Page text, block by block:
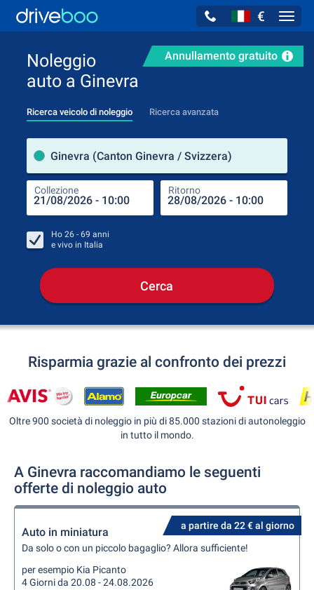
€
Annullamento gratuito
Noleggio
auto a Ginevra
Ricerca veicolo di noleggio Ricerca avanzata
Ginevra (Canton Ginevra / Svizzera)
Collezione Ritorno
Ho 26 - 69 anni
e vivo in Italia
Cerca
Risparmia grazie al confronto dei prezzi
Oltre 900 società di noleggio in più di 85.000 stazioni di autonoleggio
in tutto il mondo.
A Ginevra raccomandiamo le seguenti
offerte di noleggio auto
a partire da 22 € al giorno
Auto in miniatura
Da solo o con un piccolo bagaglio? Allora sufficiente!
per esempio Kia Picanto
4 Giorni da 20.08 - 24.08.2026